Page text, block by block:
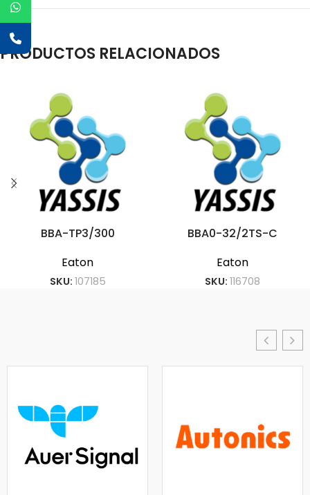
PRODUCTOS RELACIONADOS
BBA-TP3/300
Eaton
SKU: 107185
BBA0-32/2TS-C
Eaton
SKU: 116708